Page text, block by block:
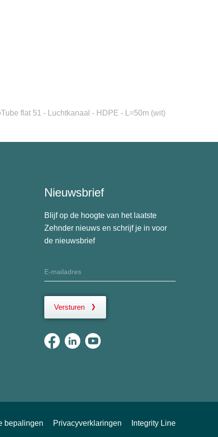
flat 51 - Luchtkanaal - HDPE - L=50m (wit)
Nieuwsbrief
Blijf op de hoogte van het laatste
Zehnder nieuws en schrijf je in voor
de nieuwsbrief
Versturen
bepalingen Privacyverklaringen Integrity Line